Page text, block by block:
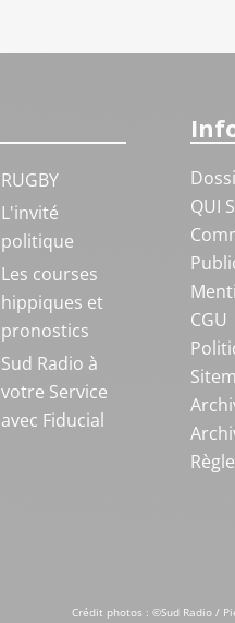
RUGBY
L'invité
politique
Les courses
hippiques et
pronostics
Sud Radio à
votre Service
avec Fiducial
QUI
CGU
Crédit photos : ©Sud Radio /